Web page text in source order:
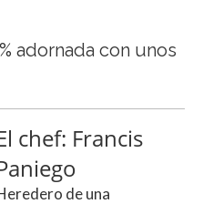
adornada con unos
chef: Francis
de una